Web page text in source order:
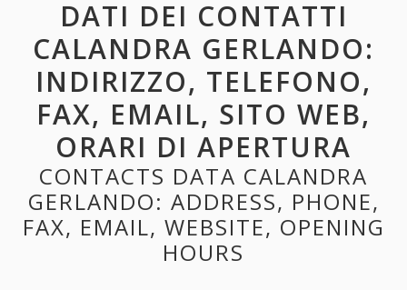
DATI DEI CONTATTI
CALANDRA GERLANDO:
INDIRIZZO, TELEFONO,
FAX, EMAIL, SITO WEB,
ORARI DI APERTURA
CONTACTS DATA CALANDRA
GERLANDO: ADDRESS, PHONE,
FAX, EMAIL, WEBSITE, OPENING
HOURS